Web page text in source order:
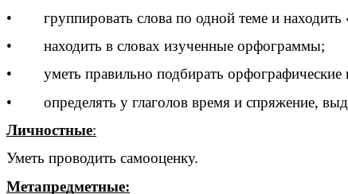
• группировать слова по одной теме и находить
• находить в словах изученные орфограммы;
• уметь правильно подбирать орфографические
• определять у глаголов время и спряжение,
Личностные:
Уметь проводить самооценку.
Метапредметные: